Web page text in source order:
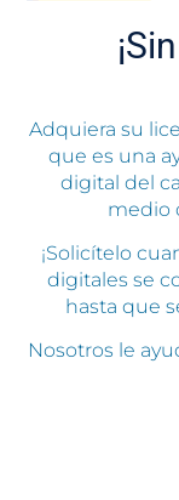
Adquiera su
que es una
digital del
medio
¡Solicítelo
digitales se
hasta que
Nosotros le